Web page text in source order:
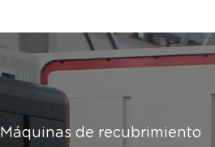
Máquinas de recubrimiento